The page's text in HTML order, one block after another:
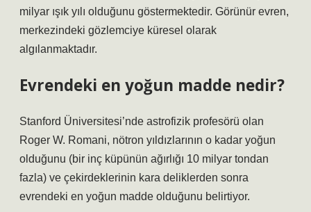
milyar ışık yılı olduğunu göstermektedir. Görünür evren,
merkezindeki gözlemciye küresel olarak
algılanmaktadır.
Evrendeki en yoğun madde nedir?
Stanford Üniversitesi’nde astrofizik profesörü olan
Roger W. Romani, nötron yıldızlarının o kadar yoğun
olduğunu (bir inç küpünün ağırlığı 10 milyar tondan
fazla) ve çekirdeklerinin kara deliklerden sonra
evrendeki en yoğun madde olduğunu belirtiyor.